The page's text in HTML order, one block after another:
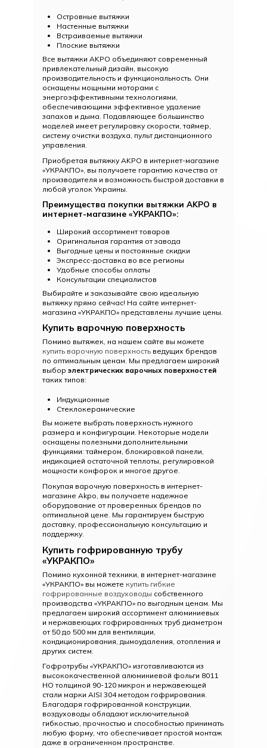
Островные вытяжки
Настенные вытяжки
Встраиваемые вытяжки
Плоские вытяжки
Все вытяжки AKPO объединяют современный
привлекательный дизайн, высокую
производительность и функциональность. Они
оснащены мощными моторами с
энергоэффективными технологиями,
обеспечивающими эффективное удаление
запахов и дыма. Подавляющее большинство
моделей имеет регулировку скорости, таймер,
систему очистки воздуха, пульт дистанционного
управления.
Приобретая вытяжку AKPO в интернет-магазине
«УКРАКПО», вы получаете гарантию качества от
производителя и возможность быстрой доставки в
любой уголок Украины.
Преимущества покупки вытяжки AKPO в
интернет-магазине «УКРАКПО»:
Широкий ассортимент товаров
Оригинальная гарантия от завода
Выгодные цены и постоянные скидки
Экспресс-доставка во все регионы
Удобные способы оплаты
Консультации специалистов
Выбирайте и заказывайте свою идеальную
вытяжку прямо сейчас! На сайте интернет-
магазина «УКРАКПО» представлены лучшие цены.
Купить варочную поверхность
Помимо вытяжек, на нашем сайте вы можете
купить варочную поверхность ведущих брендов
по оптимальным ценам. Мы предлагаем широкий
выборэлектрических варочных поверхностей
таких типов:
Индукционные
Стеклокерамические
Вы можете выбрать поверхность нужного
размера и конфигурации. Некоторые модели
оснащены полезными дополнительными
функциями: таймером, блокировкой панели,
индикацией остаточной теплоты, регулировкой
мощности конфорок и многое другое.
Покупая варочную поверхность в интернет-
магазине Akpo, вы получаете надежное
оборудование от проверенных брендов по
оптимальной цене. Мы гарантируем быструю
доставку, профессиональную консультацию и
поддержку.
Купить гофрированную трубу
«УКРАКПО»
Помимо кухонной техники, в интернет-магазине
«УКРАКПО» вы можете купить гибкие
гофрированные воздуховоды собственного
производства «УКРАКПО» по выгодным ценам. Мы
предлагаем широкий ассортимент алюминиевых
и нержавеющих гофрированных труб диаметром
от 50 до 500 мм для вентиляции,
кондиционирования, дымоудаления, отопления и
других систем.
Гофротрубы «УКРАКПО» изготавливаются из
высококачественной алюминиевой фольги 8011
HO толщиной 90-120 микрон и нержавеющей
стали марки AISI 304 методом гофрирования.
Благодаря гофрированной конструкции,
воздуховоды обладают исключительной
гибкостью, прочностью и способностью принимать
любую форму, что обеспечивает простой монтаж
даже в ограниченном пространстве.